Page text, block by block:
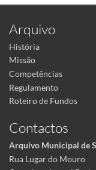
Arquivo
História
Missão
Competências
Regulamento
Roteiro de Fundos
Contactos
Arquivo Municipal de
Rua Lugar do Mouro